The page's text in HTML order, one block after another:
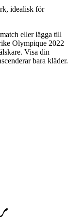
idealisk för
eller lägga till
Olympique 2022
Visa din
bara kläder.